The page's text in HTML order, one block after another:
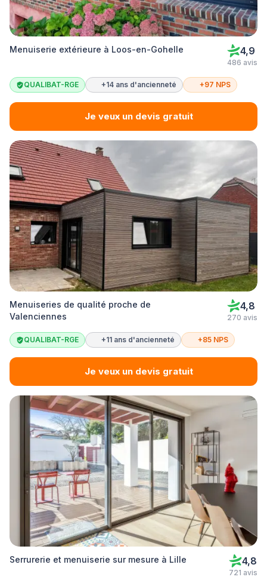
Menuiserie extérieure à Loos-en-Gohelle 4,9
486 avis
QUALIBAT-RGE +14 ans d'ancienneté +97 NPS
Je veux un devis gratuit
Menuiseries de qualité proche de
Valenciennes
4,8
270 avis
QUALIBAT-RGE +11 ans d'ancienneté +85 NPS
Je veux un devis gratuit
Serrurerie et menuiserie sur mesure à Lille 4,8
721 avis